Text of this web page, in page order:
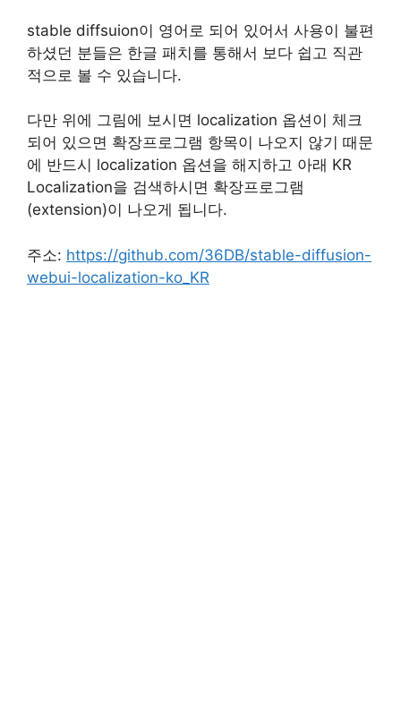
stable diffsuion이 영어로 되어 있어서 사용이 불편
하셨던 분들은 한글 패치를 통해서 보다 쉽고 직관
적으로 볼 수 있습니다.
다만 위에 그림에 보시면 localization 옵션이 체크
되어 있으면 확장프로그램 항목이 나오지 않기 때문
에 반드시 localization 옵션을 해지하고 아래 KR
Localization을 검색하시면 확장프로그램
(extension)이 나오게 됩니다.
주소: https://github.com/36DB/stable-diffusion-
webui-localization-ko_KR